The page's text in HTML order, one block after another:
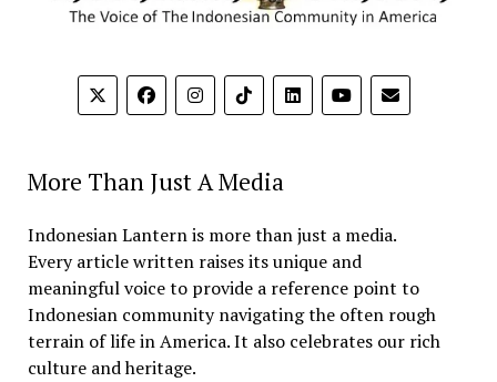
More Than Just A Media
Indonesian Lantern is more than just a media.
Every article written raises its unique and
meaningful voice to provide a reference point to
Indonesian community navigating the often rough
terrain of life in America. It also celebrates our rich
culture and heritage.